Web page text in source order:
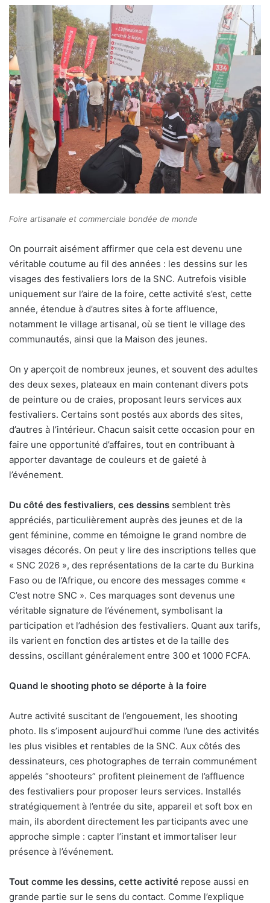
Foire artisanale et commerciale bondée de monde
On pourrait aisément affirmer que cela est devenu une
véritable coutume au fil des années : les dessins sur les
visages des festivaliers lors de la SNC. Autrefois visible
uniquement sur l’aire de la foire, cette activité s’est, cette
année, étendue à d’autres sites à forte affluence,
notamment le village artisanal, où se tient le village des
communautés, ainsi que la Maison des jeunes.
On y aperçoit de nombreux jeunes, et souvent des adultes
des deux sexes, plateaux en main contenant divers pots
de peinture ou de craies, proposant leurs services aux
festivaliers. Certains sont postés aux abords des sites,
d’autres à l’intérieur. Chacun saisit cette occasion pour en
faire une opportunité d’affaires, tout en contribuant à
apporter davantage de couleurs et de gaieté à
l’événement.
Du côté des festivaliers, ces dessins semblent très
appréciés, particulièrement auprès des jeunes et de la
gent féminine, comme en témoigne le grand nombre de
visages décorés. On peut y lire des inscriptions telles que
« SNC 2026 », des représentations de la carte du Burkina
Faso ou de l’Afrique, ou encore des messages comme «
C’est notre SNC ». Ces marquages sont devenus une
véritable signature de l’événement, symbolisant la
participation et l’adhésion des festivaliers. Quant aux tarifs,
ils varient en fonction des artistes et de la taille des
dessins, oscillant généralement entre 300 et 1000 FCFA.
Quand le shooting photo se déporte à la foire
Autre activité suscitant de l’engouement, les shooting
photo. Ils s’imposent aujourd’hui comme l’une des activités
les plus visibles et rentables de la SNC. Aux côtés des
dessinateurs, ces photographes de terrain communément
appelés “shooteurs” profitent pleinement de l’affluence
des festivaliers pour proposer leurs services. Installés
stratégiquement à l’entrée du site, appareil et soft box en
main, ils abordent directement les participants avec une
approche simple : capter l’instant et immortaliser leur
présence à l’événement.
Tout comme les dessins, cette activité repose aussi en
grande partie sur le sens du contact. Comme l’explique